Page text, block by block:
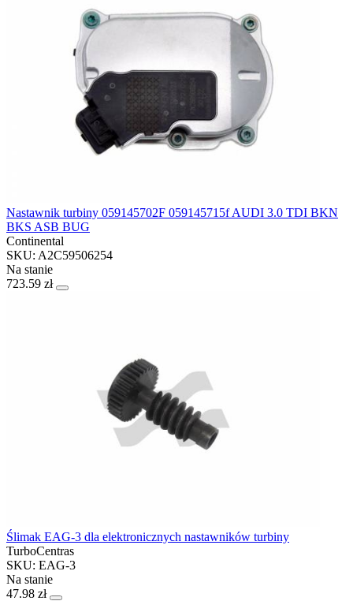
Nastawnik turbiny 059145702F 059145715f AUDI 3.0 TDI BKN
BKS ASB BUG
Continental
SKU: A2C59506254
Na stanie
723.59 zł
Ślimak EAG-3 dla elektronicznych nastawników turbiny
TurboCentras
SKU: EAG-3
Na stanie
47.98 zł